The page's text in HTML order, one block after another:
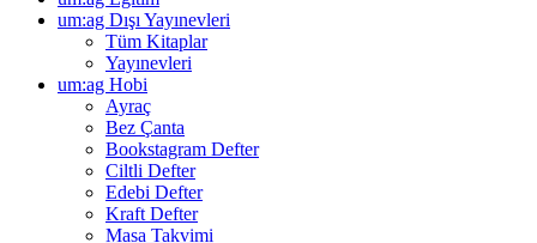
um:ag Dışı Yayınevleri
Tüm Kitaplar
Yayınevleri
um:ag Hobi
Ayraç
Bez Çanta
Bookstagram Defter
Ciltli Defter
Edebi Defter
Kraft Defter
Masa Takvimi